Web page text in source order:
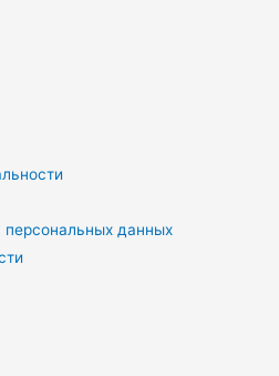
персональных данных